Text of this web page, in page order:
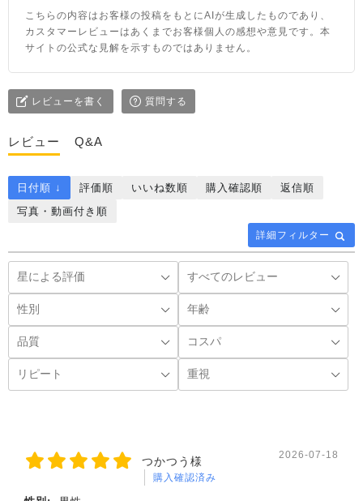
こちらの内容はお客様の投稿をもとにAIが生成したものであり、
カスタマーレビューはあくまでお客様個人の感想や意見です。本
サイトの公式な見解を示すものではありません。
レビューを書く 質問する
レビュー Q&A
詳細フィルター
日付順 ↓ 評価順 いいね数順 購入確認順
返信順
写真・動画付き順
つかつう様
購入確認済み
2026-07-18